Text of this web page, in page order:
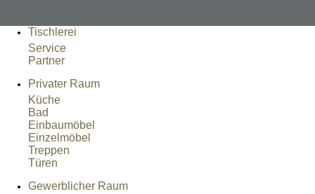
Tischlerei
Service
Partner
Privater Raum
Küche
Bad
Einbaumöbel
Einzelmöbel
Treppen
Türen
Gewerblicher Raum